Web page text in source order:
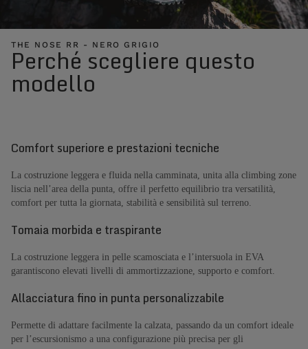
THE NOSE RR - NERO GRIGIO
Perché scegliere questo
modello
Comfort superiore e prestazioni tecniche
La costruzione leggera e fluida nella camminata, unita alla climbing zone
liscia nell’area della punta, offre il perfetto equilibrio tra versatilità,
comfort per tutta la giornata, stabilità e sensibilità sul terreno.
Tomaia morbida e traspirante
La costruzione leggera in pelle scamosciata e l’intersuola in EVA
garantiscono elevati livelli di ammortizzazione, supporto e comfort.
Allacciatura fino in punta personalizzabile
Permette di adattare facilmente la calzata, passando da un comfort ideale
per l’escursionismo a una configurazione più precisa per gli